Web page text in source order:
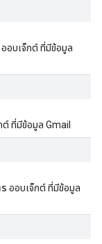
ออบเจ็กต์ ที่มีข้อมูล
ต์ ที่มีข้อมูล Gmail
ออบเจ็กต์ ที่มีข้อมูล